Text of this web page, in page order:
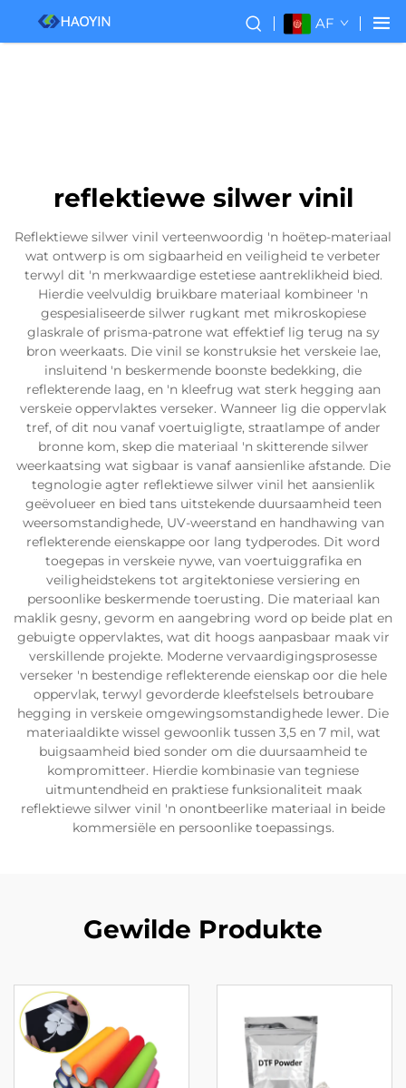
AF
reflektiewe silwer vinil
Reflektiewe silwer vinil verteenwoordig 'n hoëtep-materiaal
wat ontwerp is om sigbaarheid en veiligheid te verbeter
terwyl dit 'n merkwaardige estetiese aantreklikheid bied.
Hierdie veelvuldig bruikbare materiaal kombineer 'n
gespesialiseerde silwer rugkant met mikroskopiese
glaskrale of prisma-patrone wat effektief lig terug na sy
bron weerkaats. Die vinil se konstruksie het verskeie lae,
insluitend 'n beskermende boonste bedekking, die
reflekterende laag, en 'n kleefrug wat sterk hegging aan
verskeie oppervlaktes verseker. Wanneer lig die oppervlak
tref, of dit nou vanaf voertuigligte, straatlampe of ander
bronne kom, skep die materiaal 'n skitterende silwer
weerkaatsing wat sigbaar is vanaf aansienlike afstande. Die
tegnologie agter reflektiewe silwer vinil het aansienlik
geëvolueer en bied tans uitstekende duursaamheid teen
weersomstandighede, UV-weerstand en handhawing van
reflekterende eienskappe oor lang tydperodes. Dit word
toegepas in verskeie nywe, van voertuiggrafika en
veiligheidstekens tot argitektoniese versiering en
persoonlike beskermende toerusting. Die materiaal kan
maklik gesny, gevorm en aangebring word op beide plat en
gebuigte oppervlaktes, wat dit hoogs aanpasbaar maak vir
verskillende projekte. Moderne vervaardigingsprosesse
verseker 'n bestendige reflekterende eienskap oor die hele
oppervlak, terwyl gevorderde kleefstelsels betroubare
hegging in verskeie omgewingsomstandighede lewer. Die
materiaaldikte wissel gewoonlik tussen 3,5 en 7 mil, wat
buigsaamheid bied sonder om die duursaamheid te
kompromitteer. Hierdie kombinasie van tegniese
uitmuntendheid en praktiese funksionaliteit maak
reflektiewe silwer vinil 'n onontbeerlike materiaal in beide
kommersiële en persoonlike toepassings.
Gewilde Produkte